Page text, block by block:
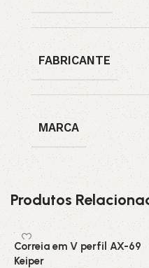
FABRICANTE
MARCA
Produtos
Correia em V perfil AX-69
Keiper